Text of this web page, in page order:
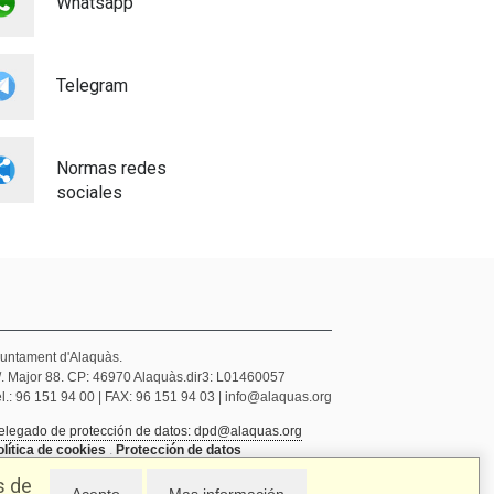
de
03/03/2026
Telegram
Normas redes
sociales
d'Alaquàs.
Major 88. CP: 46970 Alaquàs.dir3: L01460057
96 151 94 00 | FAX: 96 151 94 03 | info@alaquas.org
de protección de datos: dpd@alaquas.org
de cookies . Protección de datos